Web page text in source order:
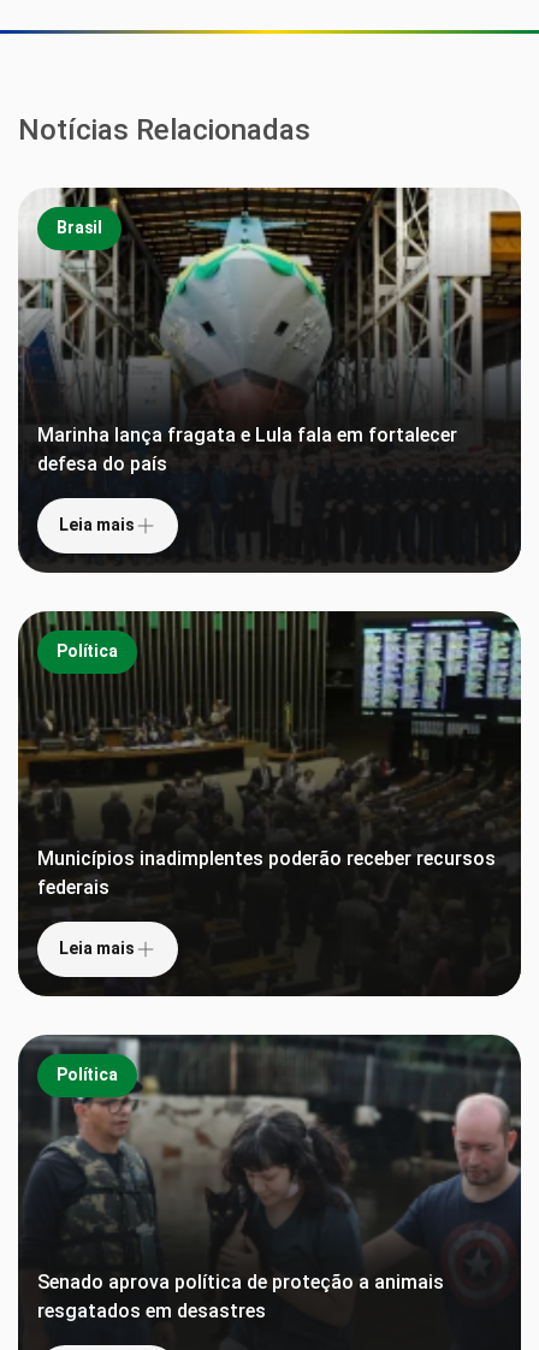
Notícias Relacionadas
Brasil
Marinha lança fragata e Lula fala em fortalecer
defesa do país
Leia mais
Política
Municípios inadimplentes poderão receber recursos
federais
Leia mais
Política
Senado aprova política de proteção a animais
resgatados em desastres